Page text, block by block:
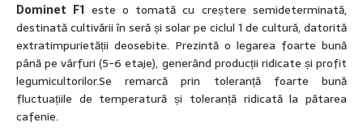
Dominet F1 este o tomată cu creștere semideterminată,
destinată cultivării în seră și solar pe ciclul 1 de cultură, datorită
extratimpurietății deosebite. Prezintă o legarea foarte bună
până pe vârfuri (5-6 etaje), generând producții ridicate și profit
legumicultorilor.Se remarcă prin toleranță foarte bună
fluctuațiile de temperatură și toleranță ridicată la pătarea
cafenie.